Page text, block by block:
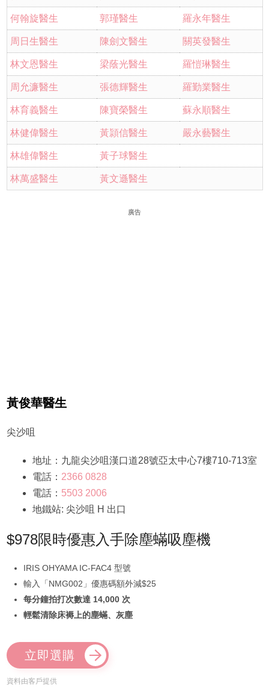
何翰旋醫生 郭瑾醫生 羅永年醫生
周日生醫生 陳劍文醫生 關英發醫生
林文恩醫生 梁蔭光醫生 羅愷琳醫生
周允濂醫生 張德輝醫生 羅勤業醫生
林育義醫生 陳寶榮醫生 蘇永順醫生
林健偉醫生 黃頴信醫生 嚴永藝醫生
林雄偉醫生 黃子球醫生
林萬盛醫生 黃文遜醫生
廣告
黃俊華醫生
尖沙咀
地址：九龍尖沙咀漢口道28號亞太中心7樓710-713室
電話： 2366 0828
電話： 5503 2006
地鐵站: 尖沙咀 H 出口
$978限時優惠入手除塵蟎吸塵機
IRIS OHYAMA IC-FAC4 型號
輸入「NMG002」優惠碼額外減$25
每分鐘拍打次數達 14,000 次
輕鬆清除床褥上的塵蟎、灰塵
立即選購
資料由客戶提供